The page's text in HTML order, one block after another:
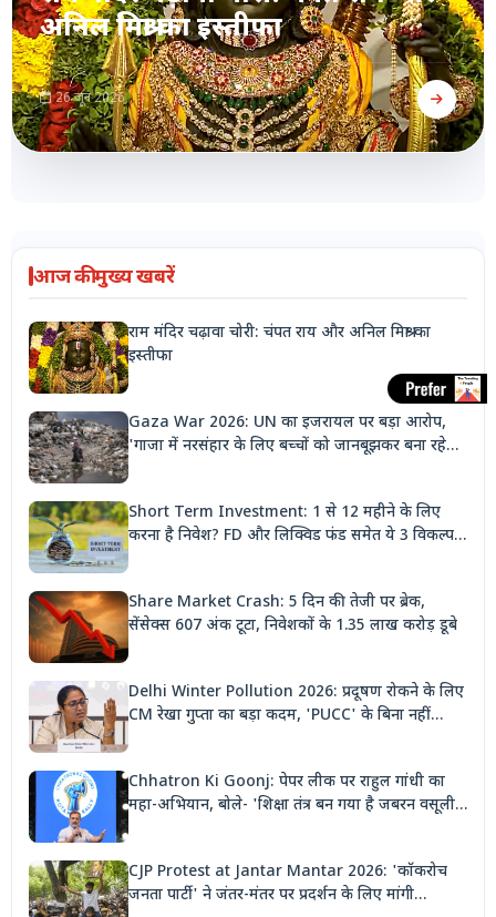
अनिल मिश्रा का इस्तीफा
26 जून 2026
आज की मुख्य खबरें
राम मंदिर चढ़ावा चोरी: चंपत राय और अनिल मिश्रा का
इस्तीफा
Gaza War 2026: UN का इजरायल पर बड़ा आरोप,
'गाजा में नरसंहार के लिए बच्चों को जानबूझकर बना रहे
Short Term Investment: 1 से 12 महीने के लिए
करना है निवेश? FD और लिक्विड फंड समेत ये 3 विकल्प
Share Market Crash: 5 दिन की तेजी पर ब्रेक,
सेंसेक्स 607 अंक टूटा, निवेशकों के 1.35 लाख करोड़ डूबे
Delhi Winter Pollution 2026: प्रदूषण रोकने के लिए
CM रेखा गुप्ता का बड़ा कदम, 'PUCC' के बिना नहीं
Chhatron Ki Goonj: पेपर लीक पर राहुल गांधी का
महा-अभियान, बोले- 'शिक्षा तंत्र बन गया है जबरन वसूली
CJP Protest at Jantar Mantar 2026: 'कॉकरोच
जनता पार्टी' ने जंतर-मंतर पर प्रदर्शन के लिए मांगी